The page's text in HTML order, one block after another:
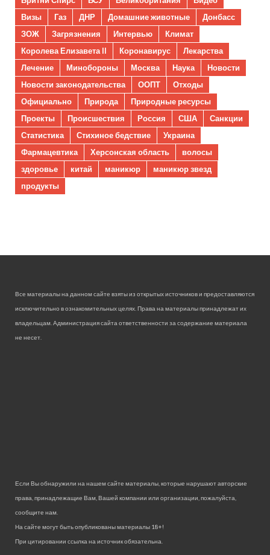
Визы
Газ ДНР Домашние животные
Донбасс
ЗОЖ
Загрязнения Интервью
Климат
Королева Елизавета II
Коронавирус
Лекарства
Лечение
Минобороны Москва Наука
Новости
Новости законодательства
ООПТ
Отходы
Официально
Природа
Природные ресурсы
Проекты
Происшествия Россия США
Санкции
Статистика
Стихиное бедствие
Украина
Фармацевтика
Херсонская область
волосы
здоровье
китай маникюр
маникюр звезд
продукты
Все материалы на данном сайте взяты из открытых источников и предоставляются
исключительно в ознакомительных целях. Права на материалы принадлежат их
владельцам. Администрация сайта ответственности за содержание материала
не несет.
Если Вы обнаружили на нашем сайте материалы, которые нарушают авторские
права, принадлежащие Вам, Вашей компании или организации, пожалуйста,
сообщите нам.
На сайте могут быть опубликованы материалы 18+!
При цитировании ссылка на источник обязательна.